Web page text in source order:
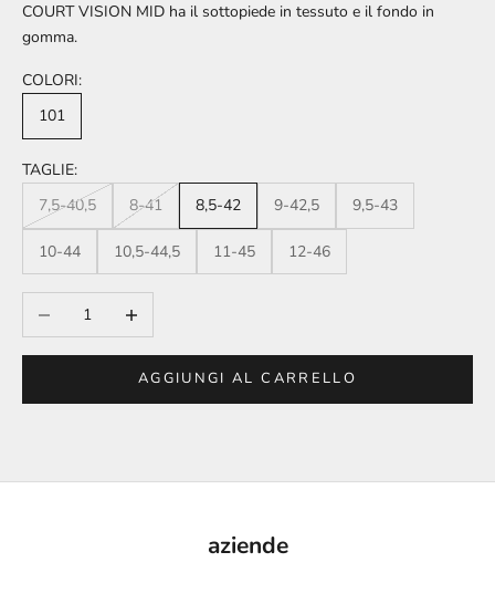
COURT VISION MID ha il sottopiede in tessuto e il fondo in
gomma.
COLORI:
101
TAGLIE:
7,5-40,5
8-41 8,5-42 9-42,5 9,5-43
10-44 10,5-44,5 11-45 12-46
Diminuisci quantitàAumenta quantità
AGGIUNGI AL CARRELLO
aziende